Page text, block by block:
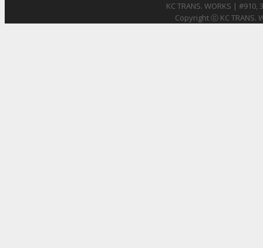
KC TRANS. WORKS |
Copyright ⓒ KC TRANS.